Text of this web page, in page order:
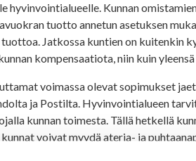
hyvinvointialueelle. Kunnan
tuotto annetun asetuksen
Jatkossa kuntien on kuitenkin
kompensaatiota, niin kuin
voimassa olevat sopimukset
ja Postilta. Hyvinvointialueen
kunnan toimesta. Tällä hetkellä
voivat myydä ateria- ja
kunta isäntäkuntamallilla